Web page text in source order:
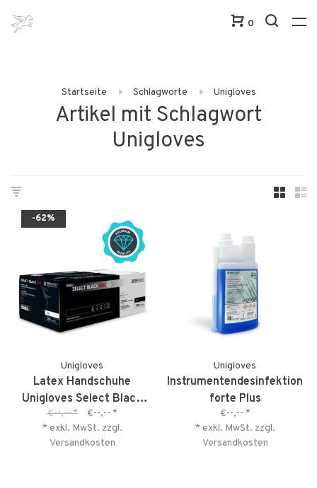
0
Startseite Schlagworte Unigloves
Artikel mit Schlagwort
Unigloves
-62%
Unigloves
Latex Handschuhe
Unigloves Select Black
300 - Angebot - kurzes
MHD
€--,--* €--,-- *
* exkl. MwSt. zzgl.
Versandkosten
Unigloves
Instrumentendesinfektion
forte Plus
€--,-- *
* exkl. MwSt. zzgl.
Versandkosten